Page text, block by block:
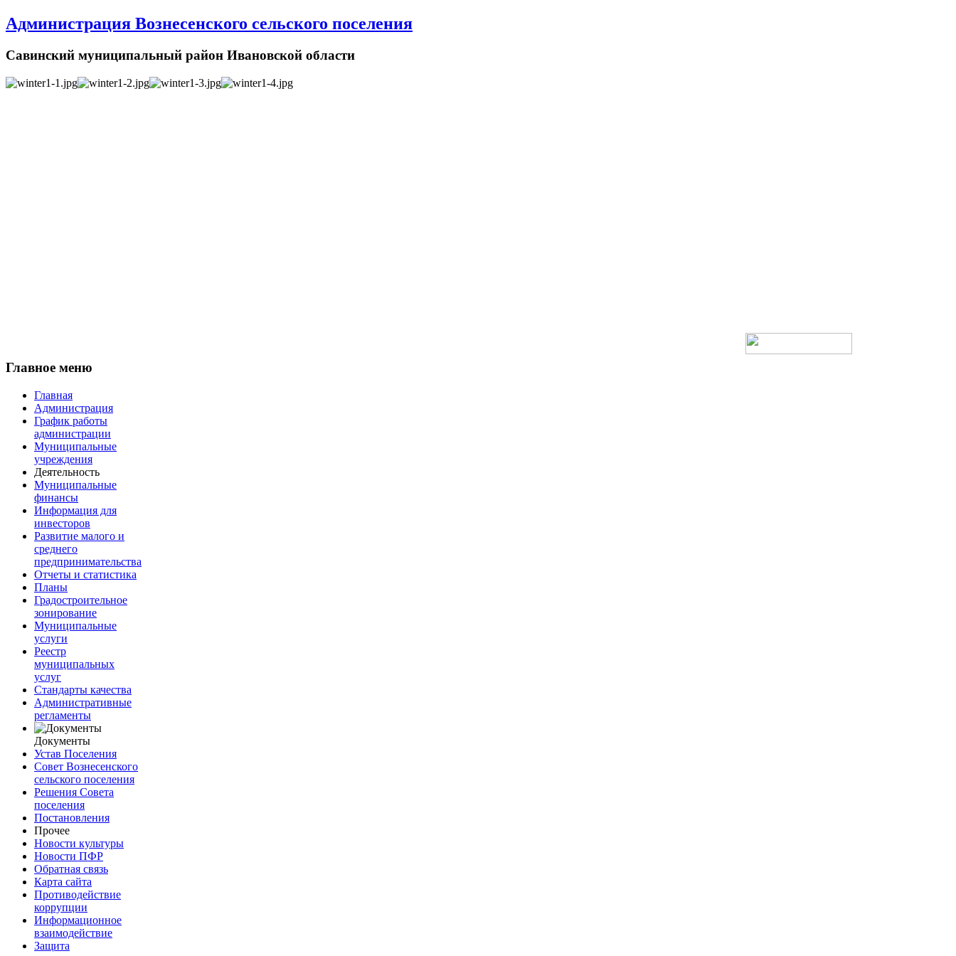
Администрация Вознесенского сельского поселения
Савинский муниципальный район Ивановской области
Главное меню
Главная
Администрация
График работы
администрации
Муниципальные
учреждения
Деятельность
Муниципальные
финансы
Информация для
инвесторов
Развитие малого и
среднего
предпринимательства
Отчеты и статистика
Планы
Градостроительное
зонирование
Муниципальные
услуги
Реестр
муниципальных
услуг
Стандарты качества
Административные
регламенты
Документы
Устав Поселения
Совет Вознесенского
сельского поселения
Решения Совета
поселения
Постановления
Прочее
Новости культуры
Новости ПФР
Обратная связь
Карта сайта
Противодействие
коррупции
Информационное
взаимодействие
Защита